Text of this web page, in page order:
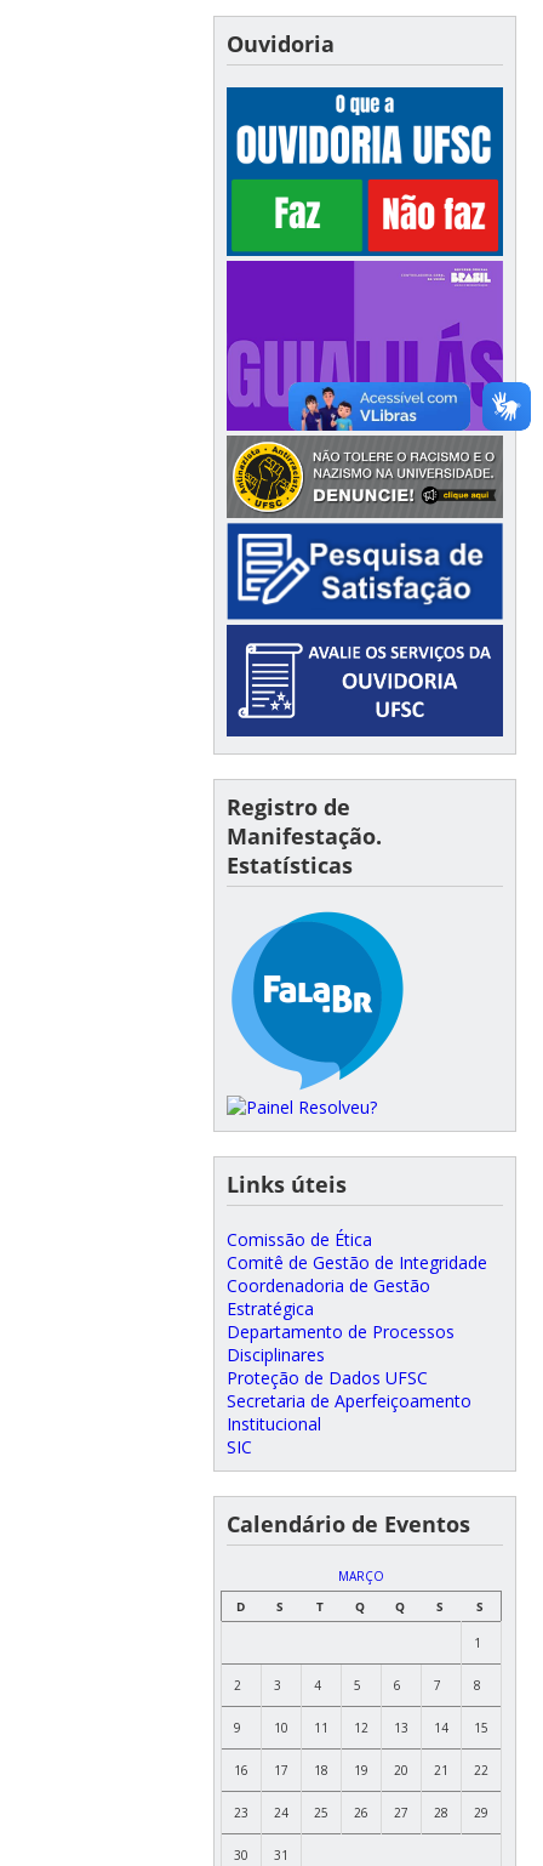
Ouvidoria
Registro de
Manifestação.
Estatísticas
Links úteis
Comissão de Ética
Comitê de Gestão de Integridade
Coordenadoria de Gestão
Estratégica
Departamento de Processos
Disciplinares
Proteção de Dados UFSC
Secretaria de Aperfeiçoamento
Institucional
SIC
Calendário de Eventos
MARÇO
D
S T Q Q S S
1
2 3 4 5 6 7 8
9 10 11 12 13 14 15
16 17 18 19 20 21 22
23 24 25 26 27 28 29
30 31